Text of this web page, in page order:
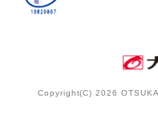
Copyright(C)2026